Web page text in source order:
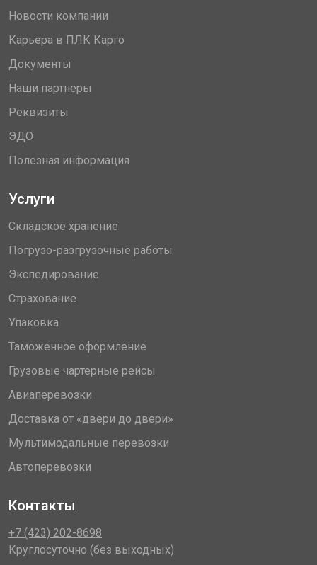
Новости компании
Карьера в ПЛК Карго
Документы
Наши партнеры
Реквизиты
ЭДО
Полезная информация
Услуги
Складское хранение
Погрузо-разгрузочные работы
Экспедирование
Страхование
Упаковка
Таможенное оформление
Грузовые чартерные рейсы
Авиаперевозки
Доставка от «двери до двери»
Мультимодальные перевозки
Автоперевозки
Контакты
+7 (423) 202-8698
Круглосуточно (без выходных)